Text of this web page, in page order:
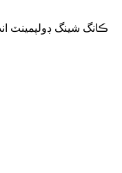
ڪانگ شينگ ڊولپمينٽ